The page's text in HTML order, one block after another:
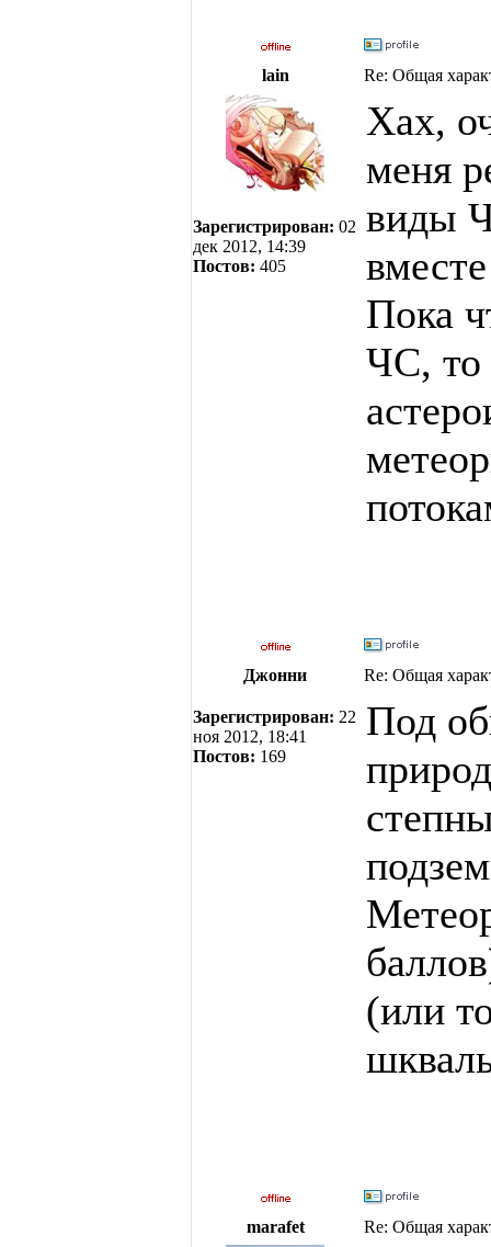
lain Re: Общая
Зарегистрирован: 02
дек 2012, 14:39
Постов: 405
Хах,
меня
виды
Пока
ЧС, то
Джонни Re: Общая
Зарегистрирован: 22
ноя 2012, 18:41
Постов: 169
Под
(или
marafet Re: Общая